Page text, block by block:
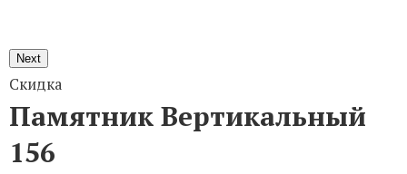
Next
Скидка
Памятник Вертикальный
156